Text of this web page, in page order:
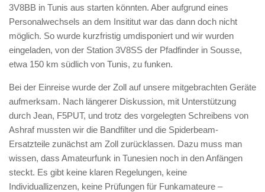
3V8BB in Tunis aus starten könnten. Aber aufgrund eines
Personalwechsels an dem Insititut war das dann doch nicht
möglich. So wurde kurzfristig umdisponiert und wir wurden
eingeladen, von der Station 3V8SS der Pfadfinder in Sousse,
etwa 150 km südlich von Tunis, zu funken.
Bei der Einreise wurde der Zoll auf unsere mitgebrachten Geräte
aufmerksam. Nach längerer Diskussion, mit Unterstützung
durch Jean, F5PUT, und trotz des vorgelegten Schreibens von
Ashraf mussten wir die Bandfilter und die Spiderbeam-
Ersatzteile zunächst am Zoll zurücklassen. Dazu muss man
wissen, dass Amateurfunk in Tunesien noch in den Anfängen
steckt. Es gibt keine klaren Regelungen, keine
Individuallizenzen, keine Prüfungen für Funkamateure –